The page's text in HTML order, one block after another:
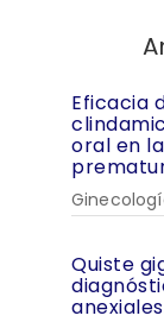
Eficacia
oral en
Quiste